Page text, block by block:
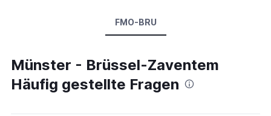
FMO-BRU
Münster - Brüssel-Zaventem
Häufig gestellte Fragen